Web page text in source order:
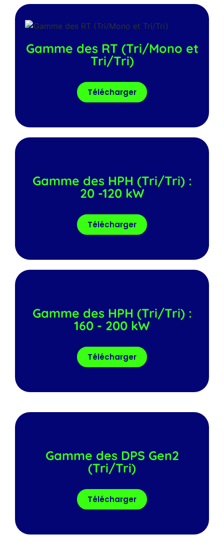
Gamme des RT (Tri/Mono et
Tri/Tri)
Télécharger
Gamme des HPH (Tri/Tri) :
20 -120 kW
Télécharger
Gamme des HPH (Tri/Tri) :
160 - 200 kW
Télécharger
Gamme des DPS Gen2
(Tri/Tri)
Télécharger